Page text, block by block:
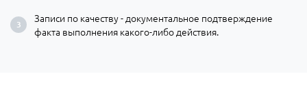
Записи по качеству - документальное подтверждение
факта выполнения какого-либо действия.